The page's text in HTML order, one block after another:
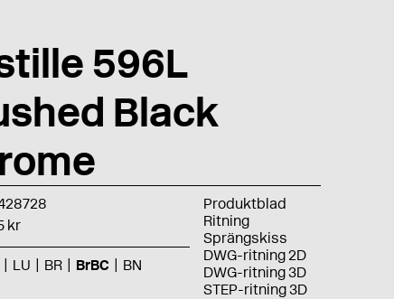
596L
Black
kr
LU BR BrBC BN
Produktblad
Ritning
Sprängskiss
DWG-ritning 2D
DWG-ritning 3D
STEP-ritning 3D